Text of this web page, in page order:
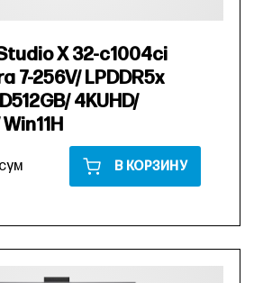
X 32-c1004ci
7-256V/ LPDDR5x
4KUHD/
В КОРЗИНУ